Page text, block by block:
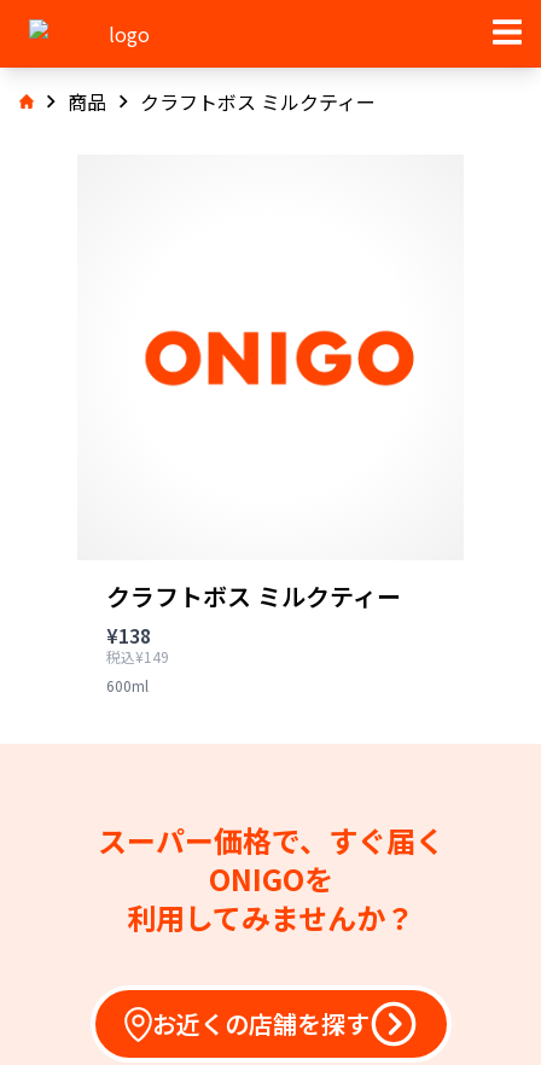
商品 クラフトボス ミルクティー
クラフトボス ミルクティー
¥138
税込¥149
600ml
スーパー価格で、すぐ届く
ONIGOを
利用してみませんか？
お近くの店舗を探す